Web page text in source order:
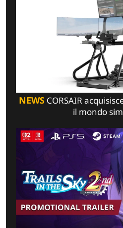
NEWSCORSAIR
il mondo